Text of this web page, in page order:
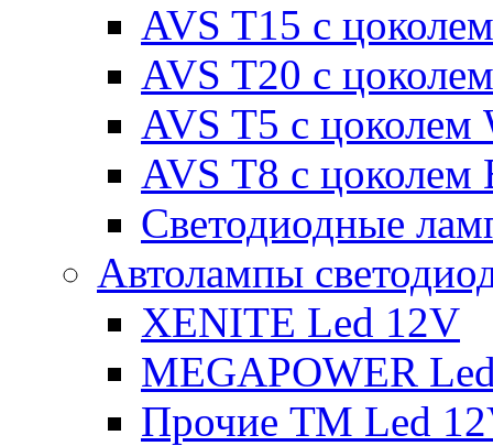
AVS T15 с
AVS T20 с
AVS T5 с цоколем
AVS T8 с цоколем
Светодиодные
Автолампы
XENITE Led 12V
MEGAPOWER
Прочие ТМ Led